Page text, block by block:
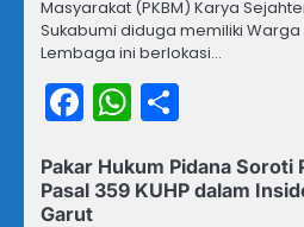
Masyarakat (PKBM) Karya
Sukabumi diduga memiliki Warga
Lembaga ini berlokasi…
Facebook
WhatsApp
Pakar Hukum Pidana Soroti
Pasal 359 KUHP dalam
Garut